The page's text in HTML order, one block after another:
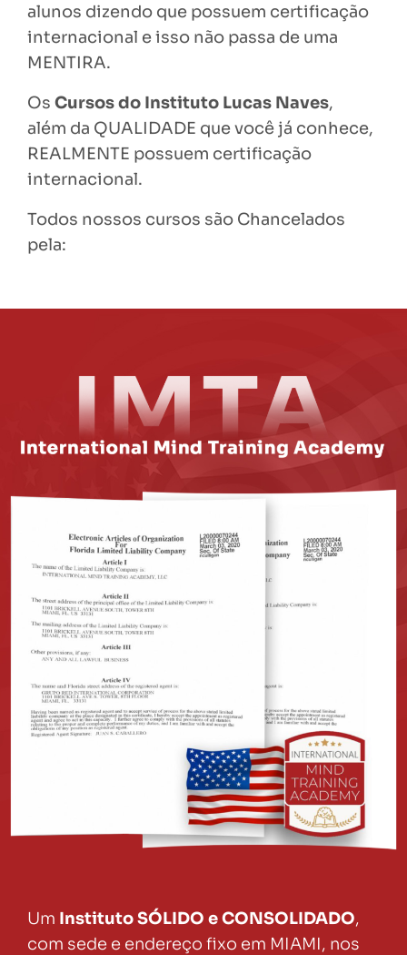
alunos dizendo que possuem certificação
internacional e isso não passa de uma
MENTIRA.
Os Cursos do Instituto Lucas Naves,
além da QUALIDADE que você já conhece,
REALMENTE possuem certificação
internacional.
Todos nossos cursos são Chancelados
pela:
Um Instituto SÓLIDO e CONSOLIDADO,
com sede e endereço fixo em MIAMI, nos